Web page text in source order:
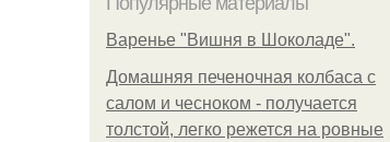
Варенье "Вишня в Шоколаде".
Домашняя печеночная колбаса с
салом и чесноком - получается
толстой, легко режется на ровные